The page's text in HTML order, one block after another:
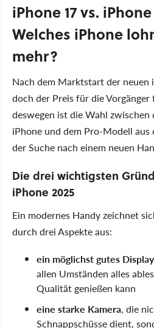
iPhone 17 vs.
Welches iPhone
mehr?
Nach dem Marktstart der
doch der Preis für die Vorgänger
deswegen ist die Wahl zwischen
iPhone und dem Pro-Modell
der Suche nach einem neuen
Die drei wichtigsten
iPhone 2025
Ein modernes Handy zeichnet
durch drei Aspekte aus:
ein möglichst gutes Display
allen Umständen alles
Qualität genießen kann
eine starke Kamera, die
Schnappschüsse dient,